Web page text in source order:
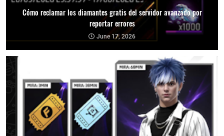
Cómo reclamar los diamantes gratis del servidor avanzado por
reportar errores
June 17, 2026